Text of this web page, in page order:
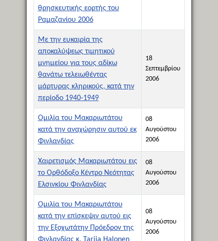
θρησκευτικής εορτής του
Ραμαζανίου 2006
Με την ευκαιρία της
αποκαλύψεως τιμητικού
μνημείου για τους αδίκω
θανάτω τελειωθέντας
μάρτυρας κληρικούς, κατά την
περίοδο 1940-1949
18
Σεπτεμβρίου
2006
Ομιλία του Μακαριωτάτου
κατά την αναχώρησιν αυτού εκ
Φινλανδίας
08
Αυγούστου
2006
Χαιρετισμός Μακαριωτάτου εις
το Ορθόδοξο Κέντρο Νεότητας
Ελσινκίου Φινλανδίας
08
Αυγούστου
2006
Ομιλία του Μακαριωτάτου
κατά την επίσκεψιν αυτού εις
την Εξοχωτάτην Πρόεδρον της
08
Αυγούστου
2006